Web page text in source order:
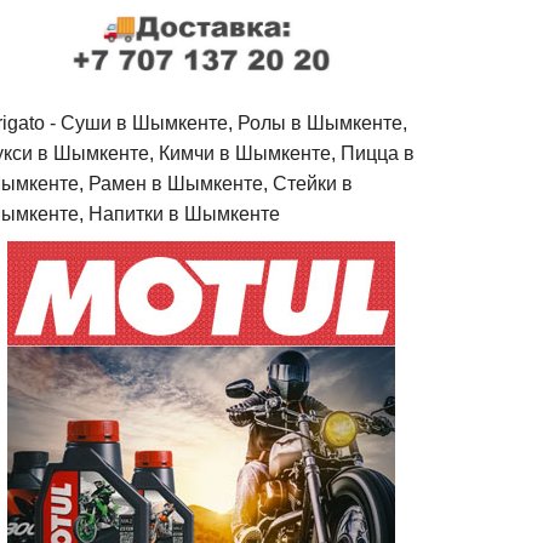
- Cуши в Шымкенте, Ролы в Шымкенте,
в Шымкенте, Кимчи в Шымкенте, Пицца в
Рамен в Шымкенте, Стейки в
Напитки в Шымкенте